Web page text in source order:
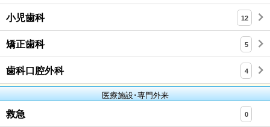
小児歯科 12
矯正歯科 5
歯科口腔外科 4
医療施設･専門外来
救急 0